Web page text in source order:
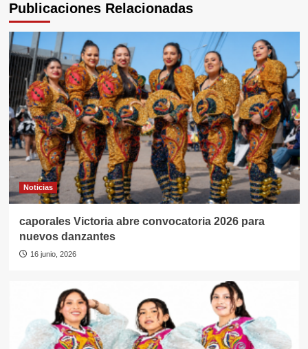
Publicaciones Relacionadas
Noticias
caporales Victoria abre convocatoria 2026 para
nuevos danzantes
16 junio, 2026